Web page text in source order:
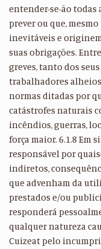
entender-se-ão todas
prever ou que,
inevitáveis e
suas obrigações.
greves, tanto dos
trabalhadores
normas ditadas por
catástrofes naturais
incêndios, guerras,
força maior. 6.1.8 Em
responsável por
indiretos,
que advenham da
prestados e/ou
responderá
qualquer natureza
Cuizeat pelo